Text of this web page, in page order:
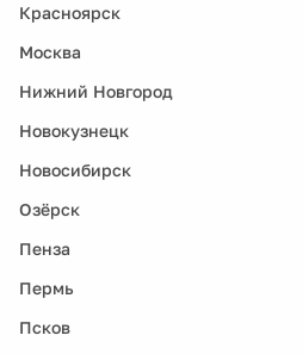
Красноярск
Москва
Нижний Новгород
Новокузнецк
Новосибирск
Озёрск
Пенза
Пермь
Псков